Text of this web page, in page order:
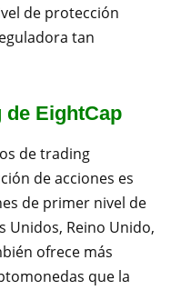
de protección
tan
EightCap
de trading
de acciones es
de primer nivel de
Unidos, Reino Unido,
ofrece más
que la